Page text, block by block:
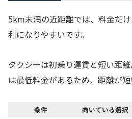
5km未満の近距離では、料金だ
利になりやすいです。
タクシーは初乗り運賃と短い距
は最低料金があるため、距離が短
条件 向いている選択